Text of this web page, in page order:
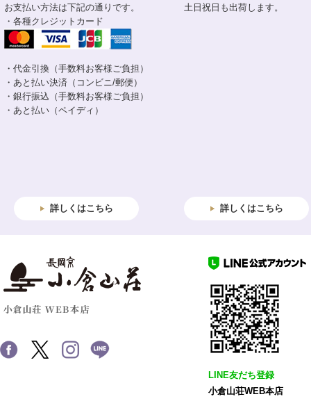
お支払い方法は下記の通りです。
・各種クレジットカード
・代金引換（手数料お客様ご負担）
・あと払い決済（コンビニ/郵便）
・銀行振込（手数料お客様ご負担）
・あと払い（ペイディ）
詳しくはこちら
土日祝日も出荷します。
詳しくはこちら
LINE友だち登録
小倉山荘WEB本店